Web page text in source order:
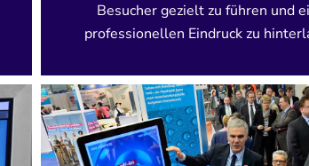
Besucher gezielt zu führen und
professionellen Eindruck zu